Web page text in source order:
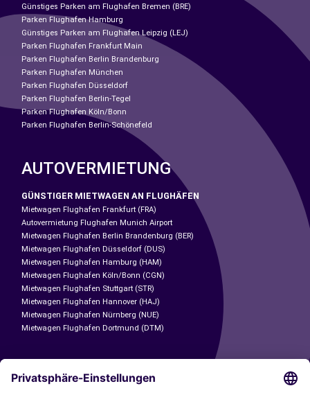
Günstiges Parken am Flughafen Bremen (BRE)
Parken Flughafen Hamburg
Günstiges Parken am Flughafen Leipzig (LEJ)
Parken Flughafen Frankfurt Main
Parken Flughafen Berlin Brandenburg
Parken Flughafen München
Parken Flughafen Düsseldorf
Parken Flughafen Berlin-Tegel
Parken Flughafen Köln/Bonn
Parken Flughafen Berlin-Schönefeld
AUTOVERMIETUNG
GÜNSTIGER MIETWAGEN AN FLUGHÄFEN
Mietwagen Flughafen Frankfurt (FRA)
Autovermietung Flughafen Munich Airport
Mietwagen Flughafen Berlin Brandenburg (BER)
Mietwagen Flughafen Düsseldorf (DUS)
Mietwagen Flughafen Hamburg (HAM)
Mietwagen Flughafen Köln/Bonn (CGN)
Mietwagen Flughafen Stuttgart (STR)
Mietwagen Flughafen Hannover (HAJ)
Mietwagen Flughafen Nürnberg (NUE)
Mietwagen Flughafen Dortmund (DTM)
CARSHARING